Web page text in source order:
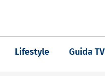
Lifestyle Guida TV